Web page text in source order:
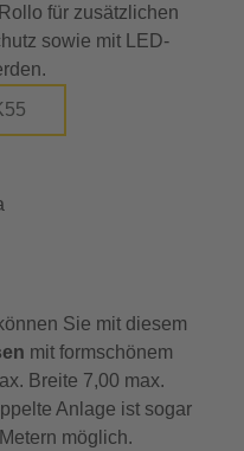
für zusätzlichen
sowie mit LED-
Sie mit diesem
mit formschönem
Breite 7,00 max.
Anlage ist sogar
möglich.